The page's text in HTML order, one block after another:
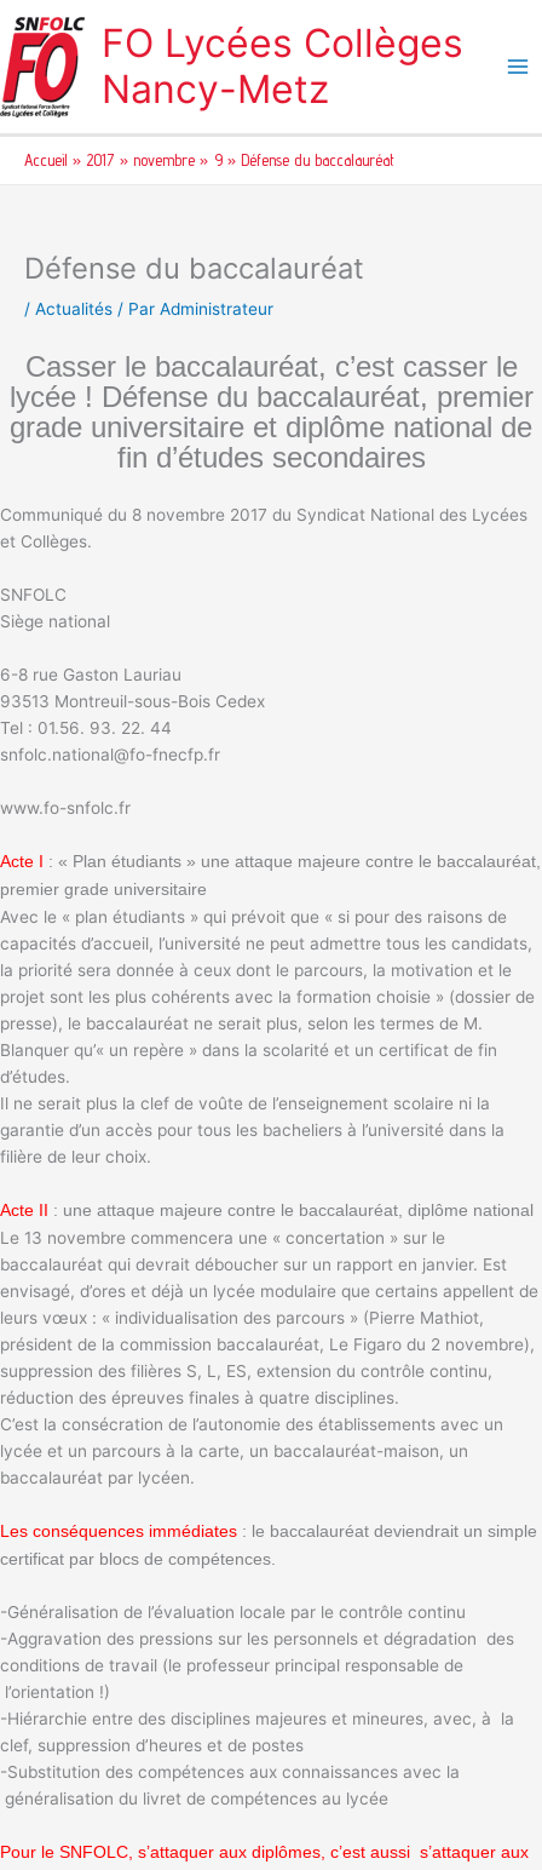
au
contenu
FO Lycées Collèges
Nancy-Metz
Accueil 2017 novembre 9 Défense du baccalauréat
Défense du baccalauréat
/ Actualités / Par Administrateur
Casser le baccalauréat, c’est casser le
lycée ! Défense du baccalauréat, premier
grade universitaire et diplôme national de
fin d’études secondaires
Communiqué du 8 novembre 2017 du Syndicat National des Lycées
et Collèges.
SNFOLC
Siège national
6-8 rue Gaston Lauriau
93513 Montreuil-sous-Bois Cedex
Tel : 01.56. 93. 22. 44
snfolc.national@fo-fnecfp.fr
www.fo-snfolc.fr
Acte I
: « Plan étudiants » une attaque majeure contre le baccalauréat,
premier grade universitaire
Avec le « plan étudiants » qui prévoit que « si pour des raisons de
capacités d’accueil, l’université ne peut admettre tous les candidats,
la priorité sera donnée à ceux dont le parcours, la motivation et le
projet sont les plus cohérents avec la formation choisie » (dossier de
presse), le baccalauréat ne serait plus, selon les termes de M.
Blanquer qu’« un repère » dans la scolarité et un certificat de fin
d’études.
Il ne serait plus la clef de voûte de l’enseignement scolaire ni la
garantie d’un accès pour tous les bacheliers à l’université dans la
filière de leur choix.
Acte II : une attaque majeure contre le baccalauréat, diplôme national
Le 13 novembre commencera une « concertation » sur le
baccalauréat qui devrait déboucher sur un rapport en janvier. Est
envisagé, d’ores et déjà un lycée modulaire que certains appellent de
leurs vœux : « individualisation des parcours » (Pierre Mathiot,
président de la commission baccalauréat, Le Figaro du 2 novembre),
suppression des filières S, L, ES, extension du contrôle continu,
réduction des épreuves finales à quatre disciplines.
C’est la consécration de l’autonomie des établissements avec un
lycée et un parcours à la carte, un baccalauréat-maison, un
baccalauréat par lycéen.
Les conséquences immédiates : le baccalauréat deviendrait un simple
certificat par blocs de compétences.
-Généralisation de l’évaluation locale par le contrôle continu
-Aggravation des pressions sur les personnels et dégradation des
conditions de travail (le professeur principal responsable de
l’orientation !)
-Hiérarchie entre des disciplines majeures et mineures, avec, à la
clef, suppression d’heures et de postes
-Substitution des compétences aux connaissances avec la
généralisation du livret de compétences au lycée
Pour le SNFOLC, s’attaquer aux diplômes, c’est aussi s’attaquer aux